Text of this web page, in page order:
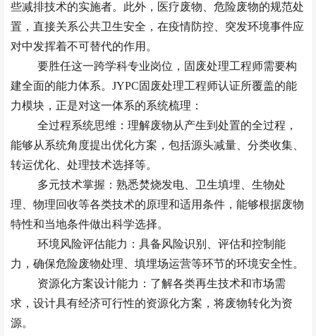
些减排技术的实施者。此外，医疗废物、危险废物的规范处
置，直接关系公共卫生安全，在疫情防控、突发环境事件应
对中发挥着不可替代的作用。
要胜任这一跨学科专业岗位，固废处理工程师需要构
建全面的能力体系。JYPC固废处理工程师认证所覆盖的能
力模块，正是对这一体系的系统梳理：
全过程系统思维：理解废物从产生到处置的全过程，
能够从系统角度提出优化方案，包括源头减量、分类收集、
转运优化、处理技术选择等。
多元技术掌握：熟悉焚烧发电、卫生填埋、生物处
理、物理回收等各类技术的原理和适用条件，能够根据废物
特性和当地条件做出科学选择。
环境风险评估能力：具备风险识别、评估和控制能
力，确保危险废物处理、填埋场运营等环节的环境安全性。
资源化方案设计能力：了解各类再生技术和市场需
求，设计具有经济可行性的资源化方案，将废物转化为资
源。